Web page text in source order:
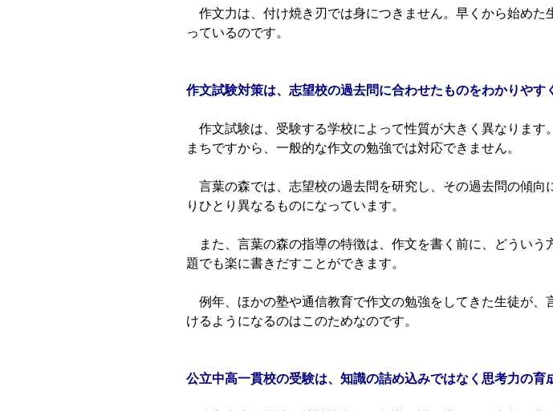
作文力は、付け焼き刃では身につきません。早くから始め
っているのです。
作文試験対策は、志望校の過去問に合わせたものをわかりやす
作文試験は、受験する学校によって性質が大きく異なります
まちですから、一般的な作文の勉強では対応できません。
言葉の森では、志望校の過去問を研究し、その過去問の傾向
りひとり異なるものになっています。
また、言葉の森の指導の特徴は、作文を書く前に、どういう
題でも楽に書きだすことができます。
例年、ほかの塾や通信教育で作文の勉強をしてきた生徒が
けるようになるのはこのためなのです。
公立中高一貫校の受験は、知識の詰め込みではなく思考力の育